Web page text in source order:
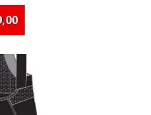
Niet voorradig